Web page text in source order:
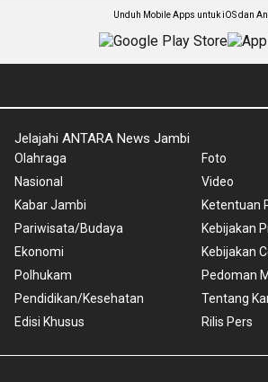
Unduh Mobile Apps untuk iOS dan
Jelajahi ANTARA News Jambi
Olahraga
Nasional
Kabar Jambi
Pariwisata/Budaya
Ekonomi
Polhukam
Pendidikan/Kesehatan
Edisi Khusus
Foto
Video
Ketentuan
Kebijakan
Kebijakan
Pedoman
Tentang
Rilis Pers